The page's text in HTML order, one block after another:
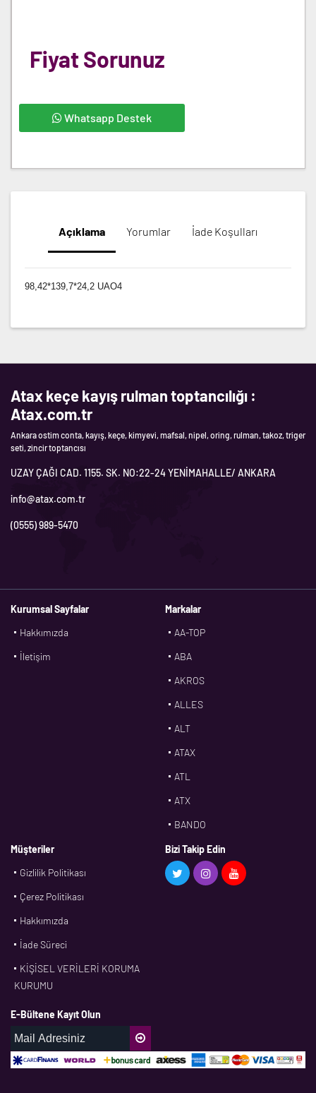
Fiyat Sorunuz
Whatsapp Destek
Açıklama Yorumlar İade Koşulları
98,42*139,7*24,2 UAO4
Atax keçe kayış rulman toptancılığı :
Atax.com.tr
Ankara ostim conta, kayış, keçe, kimyevi, mafsal, nipel, oring, rulman, takoz, triger
seti, zincir toptancısı
UZAY ÇAĞI CAD. 1155. SK. NO:22-24 YENİMAHALLE/ ANKARA
info@atax.com.tr
(0555) 989-5470
Kurumsal Sayfalar
Hakkımızda
İletişim
Markalar
AA-TOP
ABA
AKROS
ALLES
ALT
ATAX
ATL
ATX
BANDO
BMS
CDF
DPH
Müşteriler
Gizlilik Politikası
Çerez Politikası
Hakkımızda
İade Süreci
KİŞİSEL VERİLERİ KORUMA
KURUMU
Bizi Takip Edin
E-Bültene Kayıt Olun